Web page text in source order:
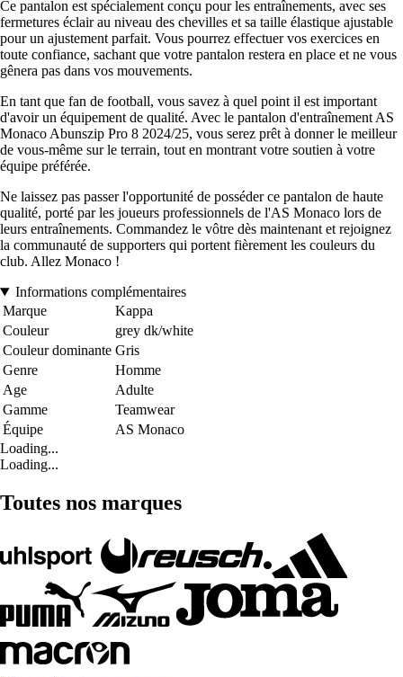
Ce pantalon est spécialement conçu pour les entraînements, avec ses
fermetures éclair au niveau des chevilles et sa taille élastique ajustable
pour un ajustement parfait. Vous pourrez effectuer vos exercices en
toute confiance, sachant que votre pantalon restera en place et ne vous
gênera pas dans vos mouvements.
En tant que fan de football, vous savez à quel point il est important
d'avoir un équipement de qualité. Avec le pantalon d'entraînement AS
Monaco Abunszip Pro 8 2024/25, vous serez prêt à donner le meilleur
de vous-même sur le terrain, tout en montrant votre soutien à votre
équipe préférée.
Ne laissez pas passer l'opportunité de posséder ce pantalon de haute
qualité, porté par les joueurs professionnels de l'AS Monaco lors de
leurs entraînements. Commandez le vôtre dès maintenant et rejoignez
la communauté de supporters qui portent fièrement les couleurs du
club. Allez Monaco !
Informations complémentaires
Marque
Kappa
Couleur
grey dk/white
Couleur dominante Gris
Genre
Homme
Age
Adulte
Gamme
Teamwear
Équipe
AS Monaco
Loading...
Loading...
Toutes nos marques